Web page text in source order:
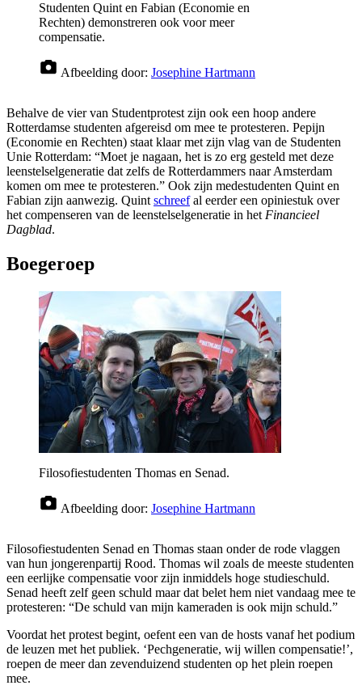
Studenten Quint en Fabian (Economie en
Rechten) demonstreren ook voor meer
compensatie.
Afbeelding door: Josephine Hartmann
Behalve de vier van Studentprotest zijn ook een hoop andere
Rotterdamse studenten afgereisd om mee te protesteren. Pepijn
(Economie en Rechten) staat klaar met zijn vlag van de Studenten
Unie Rotterdam: “Moet je nagaan, het is zo erg gesteld met deze
leenstelselgeneratie dat zelfs de Rotterdammers naar Amsterdam
komen om mee te protesteren.” Ook zijn medestudenten Quint en
Fabian zijn aanwezig. Quint schreefal eerder een opiniestuk over
het compenseren van de leenstelselgeneratie in het Financieel
Dagblad.
Boegeroep
Filosofiestudenten Thomas en Senad.
Afbeelding door: Josephine Hartmann
Filosofiestudenten Senad en Thomas staan onder de rode vlaggen
van hun jongerenpartij Rood. Thomas wil zoals de meeste studenten
een eerlijke compensatie voor zijn inmiddels hoge studieschuld.
Senad heeft zelf geen schuld maar dat belet hem niet vandaag mee te
protesteren: “De schuld van mijn kameraden is ook mijn schuld.”
Voordat het protest begint, oefent een van de hosts vanaf het podium
de leuzen met het publiek. ‘Pechgeneratie, wij willen compensatie!’,
roepen de meer dan zevenduizend studenten op het plein roepen
mee.